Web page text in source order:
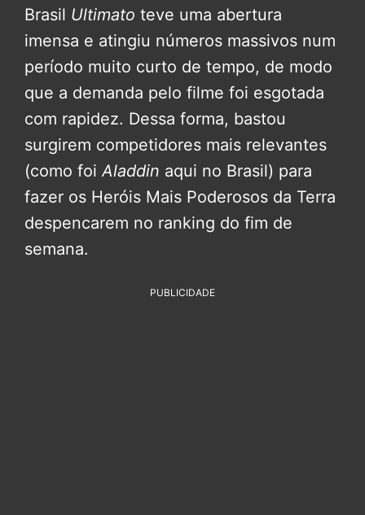
Brasil Ultimato teve uma abertura
imensa e atingiu números massivos num
período muito curto de tempo, de modo
que a demanda pelo filme foi esgotada
com rapidez. Dessa forma, bastou
surgirem competidores mais relevantes
(como foiAladdin aqui no Brasil) para
fazer os Heróis Mais Poderosos da Terra
despencarem no ranking do fim de
semana.
PUBLICIDADE